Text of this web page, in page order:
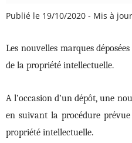
Publié le 19/10/2020 - Mis à
Les nouvelles marques
de la propriété intellectuelle.
A l’occasion d’un dépôt, une
en suivant la procédure
propriété intellectuelle.